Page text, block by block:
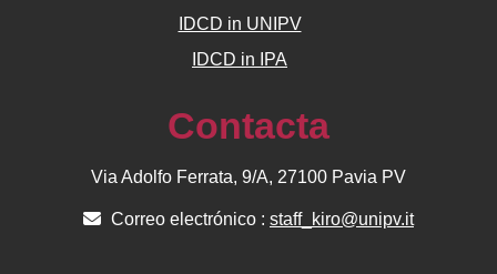
IDCD in UNIPV
IDCD in IPA
Contacta
Via Adolfo Ferrata, 9/A, 27100 Pavia PV
Correo electrónico : staff_kiro@unipv.it